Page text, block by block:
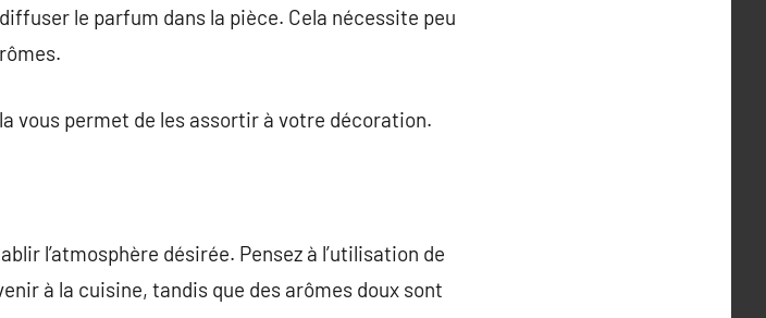
le parfum dans la pièce. Cela nécessite peu
vous permet de les assortir à votre décoration.
l’atmosphère désirée. Pensez à l’utilisation de
à la cuisine, tandis que des arômes doux sont